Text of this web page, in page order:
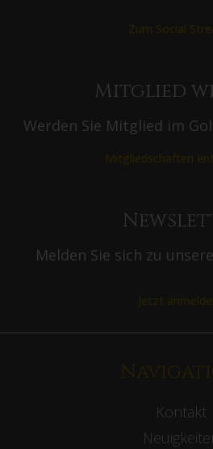
Zum Social
Mitglied
Werden Sie Mitglied im
Mitgliedschaften
Melden Sie sich zu
Jetzt
Kontakt